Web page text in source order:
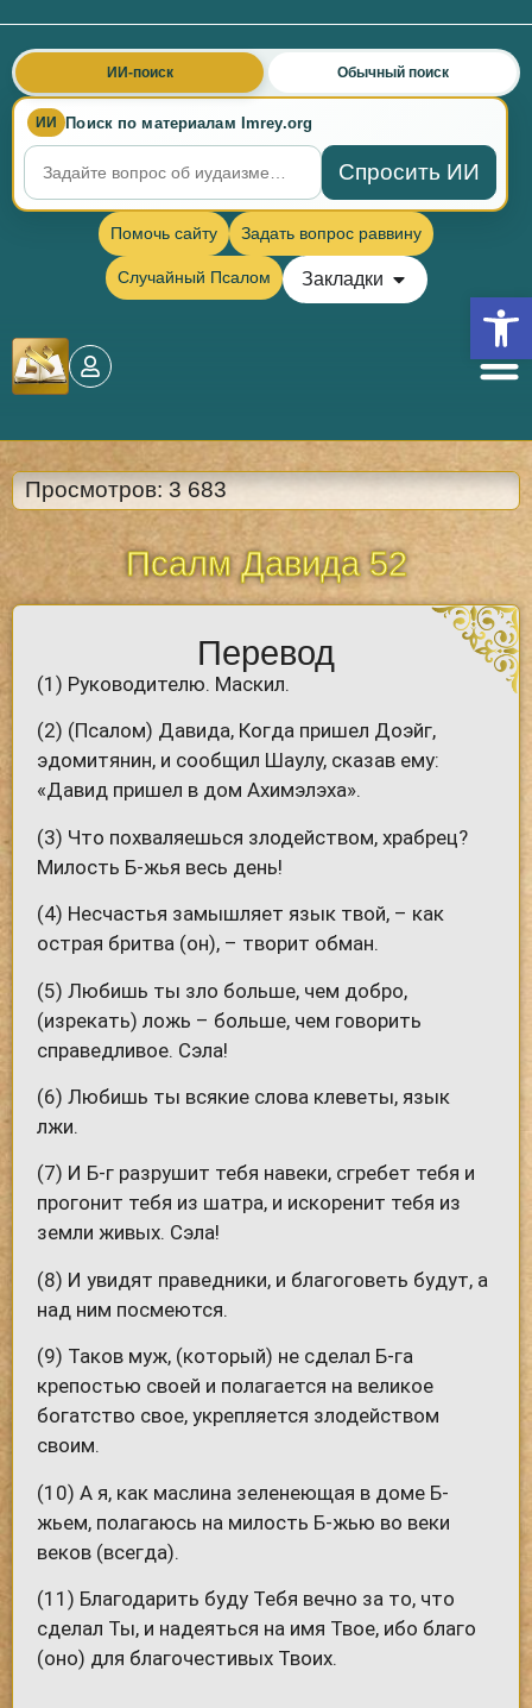
ИИ Поиск по материалам Imrey.org
Спросить ИИ
ИИ-поиск Обычный поиск
Помочь сайту Задать вопрос раввину
Случайный Псалом Закладки
Просмотров: 3 683
Псалм Давида 52
Перевод
(1) Руководителю. Маскил.
(2) (Псалом) Давида, Когда пришел Доэйг,
эдомитянин, и сообщил Шаулу, сказав ему:
«Давид пришел в дом Ахимэлэха».
(3) Что похваляешься злодейством, храбрец?
Милость Б-жья весь день!
(4) Несчастья замышляет язык твой, – как
острая бритва (он), – творит обман.
(5) Любишь ты зло больше, чем добро,
(изрекать) ложь – больше, чем говорить
справедливое. Сэла!
(6) Любишь ты всякие слова клеветы, язык
лжи.
(7) И Б-г разрушит тебя навеки, сгребет тебя и
прогонит тебя из шатра, и искоренит тебя из
земли живых. Сэла!
(8) И увидят праведники, и благоговеть будут, а
над ним посмеются.
(9) Таков муж, (который) не сделал Б-га
крепостью своей и полагается на великое
богатство свое, укрепляется злодейством
своим.
(10) А я, как маслина зеленеющая в доме Б-
жьем, полагаюсь на милость Б-жью во веки
веков (всегда).
(11) Благодарить буду Тебя вечно за то, что
сделал Ты, и надеяться на имя Твое, ибо благо
(оно) для благочестивых Твоих.